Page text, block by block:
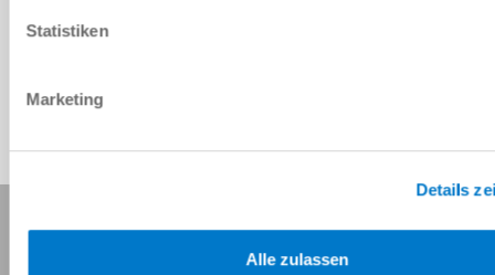
Statistiken
Marketing
Details
Alle zulassen